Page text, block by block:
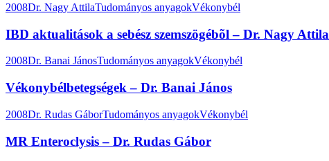
2008Dr. Nagy AttilaTudományos anyagokVékonybél
IBD aktualitások a sebész szemszögébõl – Dr. Nagy Attila
2008Dr. Banai JánosTudományos anyagokVékonybél
Vékonybélbetegségek – Dr. Banai János
2008Dr. Rudas GáborTudományos anyagokVékonybél
MR Enteroclysis – Dr. Rudas Gábor